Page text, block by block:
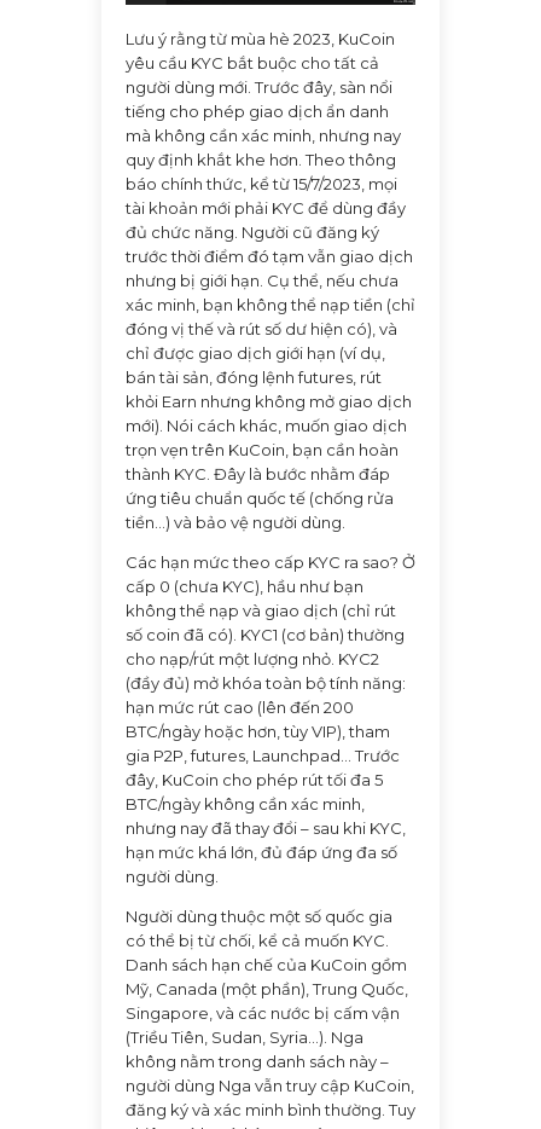
Lưu ý rằng từ mùa hè 2023, KuCoin
yêu cầu KYC bắt buộc cho tất cả
người dùng mới. Trước đây, sàn nổi
tiếng cho phép giao dịch ẩn danh
mà không cần xác minh, nhưng nay
quy định khắt khe hơn. Theo thông
báo chính thức, kể từ 15/7/2023, mọi
tài khoản mới phải KYC để dùng đầy
đủ chức năng. Người cũ đăng ký
trước thời điểm đó tạm vẫn giao dịch
nhưng bị giới hạn. Cụ thể, nếu chưa
xác minh, bạn không thể nạp tiền (chỉ
đóng vị thế và rút số dư hiện có), và
chỉ được giao dịch giới hạn (ví dụ,
bán tài sản, đóng lệnh futures, rút
khỏi Earn nhưng không mở giao dịch
mới). Nói cách khác, muốn giao dịch
trọn vẹn trên KuCoin, bạn cần hoàn
thành KYC. Đây là bước nhằm đáp
ứng tiêu chuẩn quốc tế (chống rửa
tiền...) và bảo vệ người dùng.
Các hạn mức theo cấp KYC ra sao? Ở
cấp 0 (chưa KYC), hầu như bạn
không thể nạp và giao dịch (chỉ rút
số coin đã có). KYC1 (cơ bản) thường
cho nạp/rút một lượng nhỏ. KYC2
(đầy đủ) mở khóa toàn bộ tính năng:
hạn mức rút cao (lên đến 200
BTC/ngày hoặc hơn, tùy VIP), tham
gia P2P, futures, Launchpad... Trước
đây, KuCoin cho phép rút tối đa 5
BTC/ngày không cần xác minh,
nhưng nay đã thay đổi – sau khi KYC,
hạn mức khá lớn, đủ đáp ứng đa số
người dùng.
Người dùng thuộc một số quốc gia
có thể bị từ chối, kể cả muốn KYC.
Danh sách hạn chế của KuCoin gồm
Mỹ, Canada (một phần), Trung Quốc,
Singapore, và các nước bị cấm vận
(Triều Tiên, Sudan, Syria...). Nga
không nằm trong danh sách này –
người dùng Nga vẫn truy cập KuCoin,
đăng ký và xác minh bình thường. Tuy